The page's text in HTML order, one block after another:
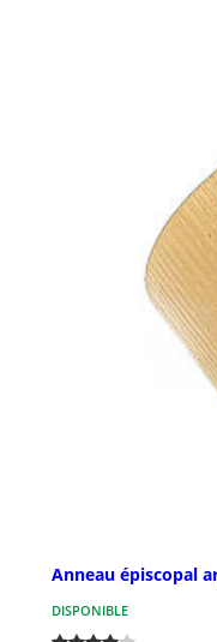
Anneau épiscopal
DISPONIBLE